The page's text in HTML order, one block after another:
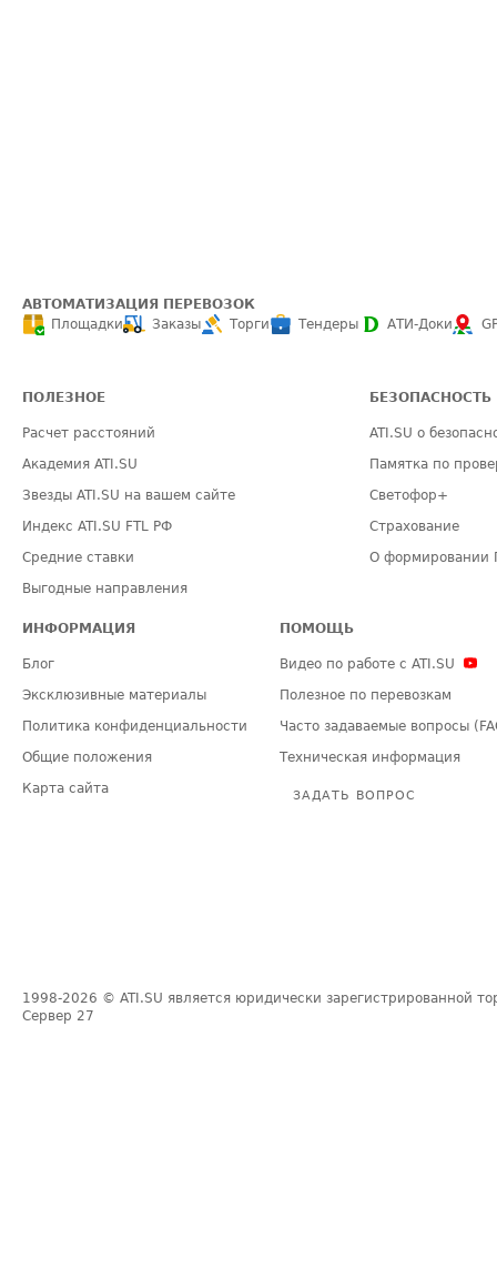
АВТОМАТИЗАЦИЯ ПЕРЕВОЗОК
Площадки
Заказы Торги Тендеры АТИ-Доки
ПОЛЕЗНОЕ
Расчет расстояний
Академия ATI.SU
Звезды ATI.SU на вашем сайте
Индекс ATI.SU FTL РФ
Средние ставки
Выгодные направления
БЕЗОПАСНОСТЬ
ATI.SU о
Памятка по
Светофор+
Страхование
О формировании
ИНФОРМАЦИЯ
Блог
Эксклюзивные материалы
Политика конфиденциальности
Общие положения
Карта сайта
ПОМОЩЬ
Видео по работе с ATI.SU
Полезное по перевозкам
Часто задаваемые вопросы
Техническая информация
ЗАДАТЬ ВОПРОС
1998-2026 © ATI.SU является юридически зарегистрированной
Сервер 27